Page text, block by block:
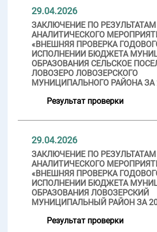
29.04.2026
ЗАКЛЮЧЕНИЕ ПО
АНАЛИТИЧЕСКОГО
«ВНЕШНЯЯ ПРОВЕРКА
ИСПОЛНЕНИИ БЮДЖЕТА
ОБРАЗОВАНИЯ СЕЛЬСКОЕ
ЛОВОЗЕРО ЛОВОЗЕРСКОГО
МУНИЦИПАЛЬНОГО РАЙОНА ЗА
Результат проверки
29.04.2026
ЗАКЛЮЧЕНИЕ ПО
АНАЛИТИЧЕСКОГО
«ВНЕШНЯЯ ПРОВЕРКА
ИСПОЛНЕНИИ БЮДЖЕТА
ОБРАЗОВАНИЯ ЛОВОЗЕРСКИЙ
МУНИЦИПАЛЬНЫЙ РАЙОН ЗА
Результат проверки